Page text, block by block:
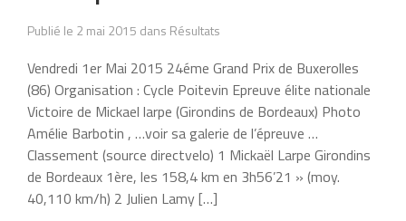
Publié le 2 mai 2015 dans Résultats
Vendredi 1er Mai 2015 24éme Grand Prix de Buxerolles
(86) Organisation : Cycle Poitevin Epreuve élite nationale
Victoire de Mickael larpe (Girondins de Bordeaux) Photo
Amélie Barbotin , …voir sa galerie de l’épreuve …
Classement (source directvelo) 1 Mickaël Larpe Girondins
de Bordeaux 1ère, les 158,4 km en 3h56’21 » (moy.
40,110 km/h) 2 Julien Lamy […]